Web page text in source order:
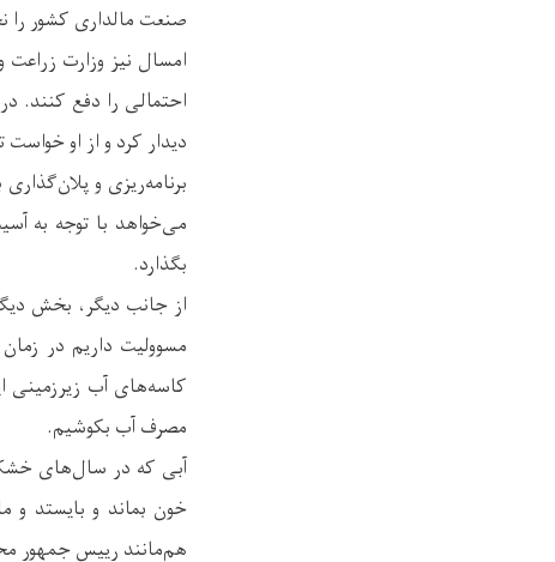
صنعت مالداری کشور را
امسال نیز وزارت
دیدار کرد و از او
برنامه‌ریزی و
بگذارد.
از جانب دیگر، بخش
مسوولیت داریم در
کاسه‌های آب زیرزمینی
مصرف آب بکوشیم.
آبی که در سال‌های
خون بماند و بایستد
هم‌مانند رییس جمهور